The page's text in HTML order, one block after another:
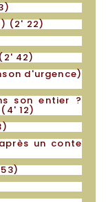
(2' 22)
42)
d'urgence)
son entier ?
(4' 12)
un conte